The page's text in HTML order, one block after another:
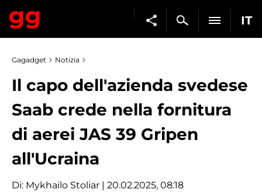
IT
Gagadget Notizia
Il capo dell'azienda svedese
Saab crede nella fornitura
di aerei JAS 39 Gripen
all'Ucraina
Di: Mykhailo Stoliar | 20.02.2025, 08:18